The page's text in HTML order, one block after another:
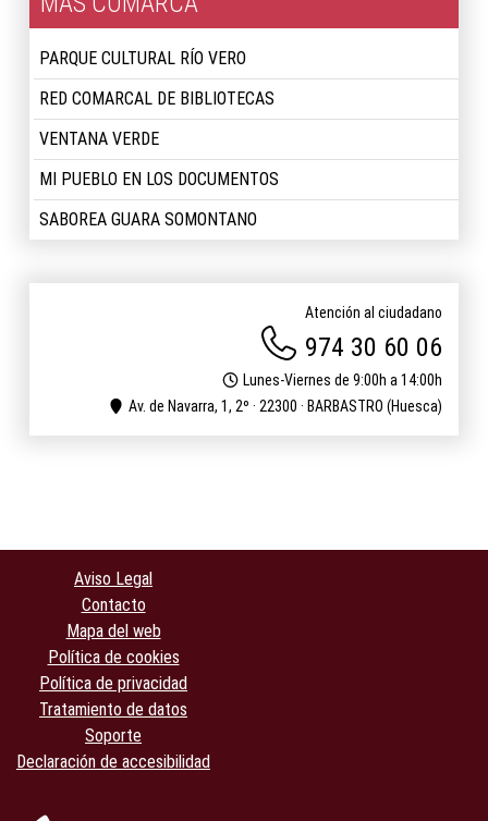
PARQUE CULTURAL RÍO VERO
RED COMARCAL DE BIBLIOTECAS
VENTANA VERDE
MI PUEBLO EN LOS DOCUMENTOS
SABOREA GUARA SOMONTANO
Atención al ciudadano
974 30 60 06
Lunes-Viernes de 9:00h a 14:00h
Av. de Navarra, 1, 2º · 22300 · BARBASTRO (Huesca)
Aviso Legal
Contacto
Mapa del web
Política de cookies
Política de privacidad
Tratamiento de datos
Soporte
Declaración de accesibilidad